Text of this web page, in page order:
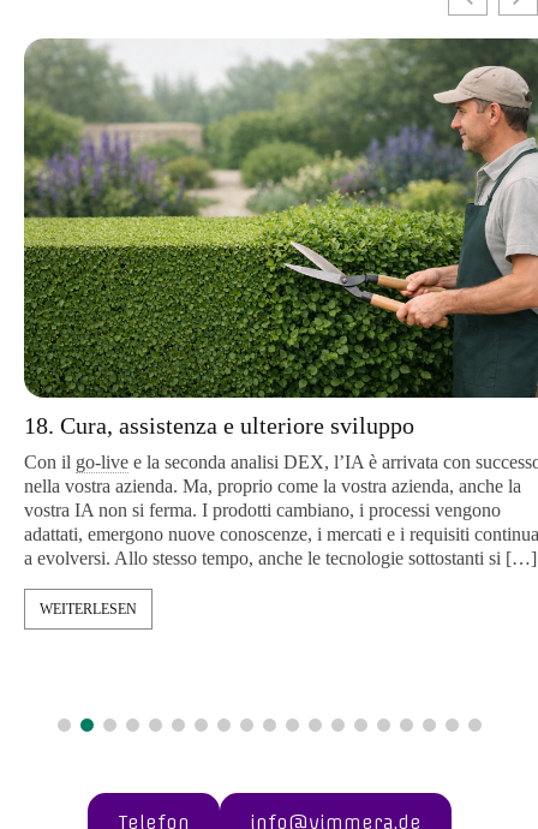
18. Cura, assistenza e ulteriore sviluppo
Con il go-livee la seconda analisi DEX, l’IA è arrivata con successo
nella vostra azienda. Ma, proprio come la vostra azienda, anche la
vostra IA non si ferma. I prodotti cambiano, i processi vengono
adattati, emergono nuove conoscenze, i mercati e i requisiti
a evolversi. Allo stesso tempo, anche le tecnologie sottostanti si […]
WEITERLESEN
Telefon info@vimmera.de